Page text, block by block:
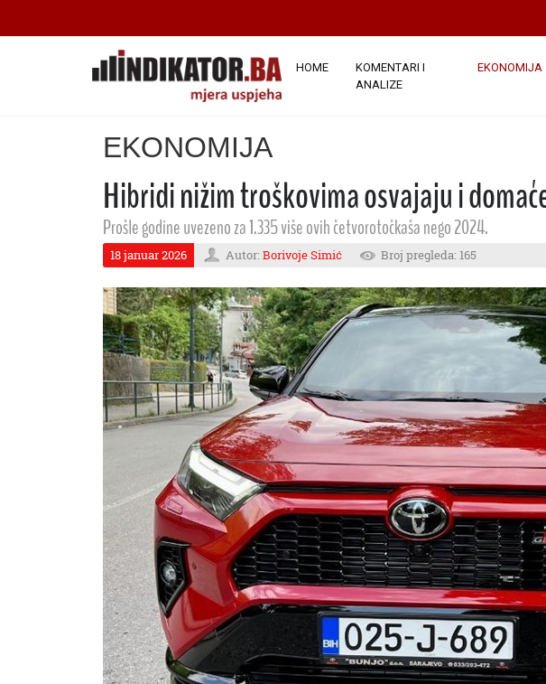
HOME
KOMENTARI I
ANALIZE
EKONOMIJA
EKONOMIJA
Hibridi nižim troškovima osvajaju i
Prošle godine uvezeno za 1.335 više ovih četvorotočkaša nego 2024.
18 januar 2026 Autor: Borivoje Simić Broj pregleda: 165